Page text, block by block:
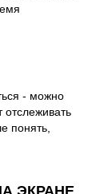
- можно
понять,